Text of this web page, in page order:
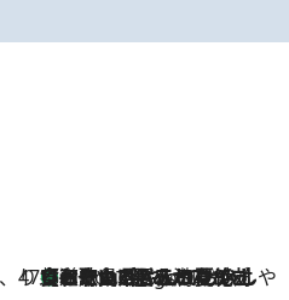
47都道府県の手みやげ ひんやりスイーツで夏を満喫
6 Hours Ago
【和歌山県】この夏絶対食べたい 冷やしておいしいおやつ3選 みかんがごろっと丸ごと入ったジュレ